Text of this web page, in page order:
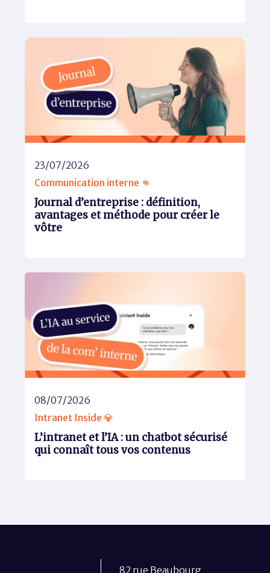
23/07/2026
Communication interne 👊
Journal d’entreprise : définition,
avantages et méthode pour créer le
vôtre
08/07/2026
Intranet Inside 💎
L’intranet et l’IA : un chatbot sécurisé
qui connaît tous vos contenus
82 rue Beaubourg